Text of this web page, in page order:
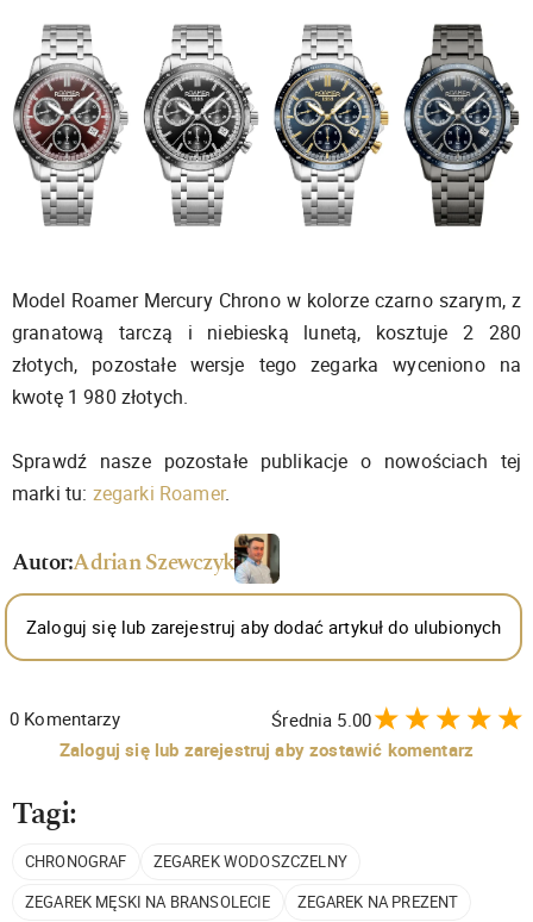
Model Roamer Mercury Chrono w kolorze czarno szarym, z
granatową tarczą i niebieską lunetą, kosztuje 2 280
złotych, pozostałe wersje tego zegarka wyceniono na
kwotę 1 980 złotych.
Sprawdź nasze pozostałe publikacje o nowościach tej
marki tu: zegarki Roamer.
Autor:Adrian Szewczyk
Zaloguj się lub zarejestruj aby dodać artykuł do ulubionych
0 Komentarzy Średnia 5.00
Zaloguj się lub zarejestruj aby zostawić komentarz
Tagi:
CHRONOGRAF
ZEGAREK WODOSZCZELNY
ZEGAREK MĘSKI NA BRANSOLECIE
ZEGAREK NA PREZENT